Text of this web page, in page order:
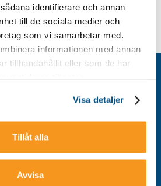
identifierare och annan
till de sociala medier och
som vi samarbetar med.
informationen med annan
tillhandahållit eller som de har
Visa detaljer
Tillåt alla
Avvisa
Tillgänglighet